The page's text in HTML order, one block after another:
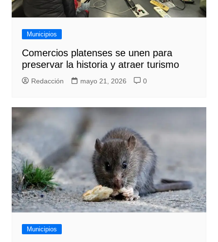
Municipios
Comercios platenses se unen para
preservar la historia y atraer turismo
Redacción mayo 21, 2026 0
Municipios